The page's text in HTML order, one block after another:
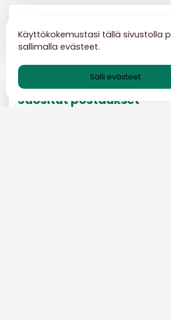
Suositut postaukset
Käyttökokemustasi tällä sivustolla
sallimalla evästeet.
Salli evästeet